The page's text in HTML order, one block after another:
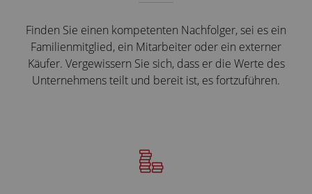
Finden Sie einen kompetenten Nachfolger, sei es ein
Familienmitglied, ein Mitarbeiter oder ein externer
Käufer. Vergewissern Sie sich, dass er die Werte des
Unternehmens teilt und bereit ist, es fortzuführen.